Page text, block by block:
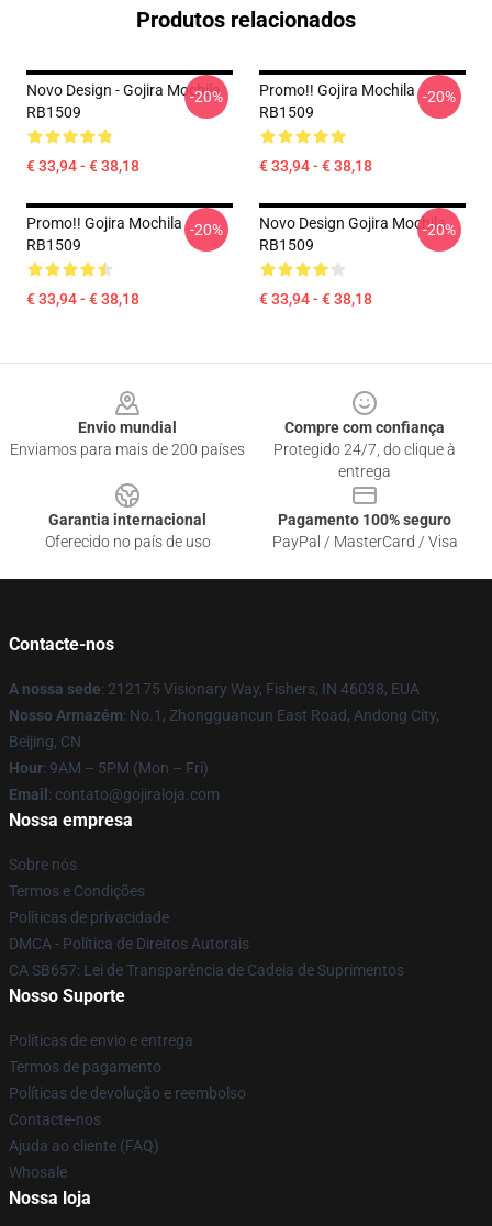
Produtos relacionados
Novo Design - Gojira Mochila
RB1509
€ 33,94 - € 38,18
-20%
Promo!! Gojira Mochila
RB1509
€ 33,94 - € 38,18
-20%
Promo!! Gojira Mochila
RB1509
€ 33,94 - € 38,18
-20%
Novo Design Gojira Mochila
RB1509
€ 33,94 - € 38,18
-20%
Envio mundial
Enviamos para mais de 200 países
Compre com confiança
Protegido 24/7, do clique à
entrega
Garantia internacional
Oferecido no país de uso
Pagamento 100% seguro
PayPal / MasterCard / Visa
Contacte-nos
A nossa sede: 212175 Visionary Way, Fishers, IN 46038, EUA
Nosso Armazém: No.1, Zhongguancun East Road, Andong City,
Beijing, CN
Hour: 9AM – 5PM (Mon – Fri)
Email : contato@gojiraloja.com
Nossa empresa
Sobre nós
Termos e Condições
Políticas de privacidade
DMCA - Política de Direitos Autorais
CA SB657: Lei de Transparência de Cadeia de Suprimentos
Nosso Suporte
Políticas de envio e entrega
Termos de pagamento
Políticas de devolução e reembolso
Contacte-nos
Ajuda ao cliente (FAQ)
Whosale
Nossa loja